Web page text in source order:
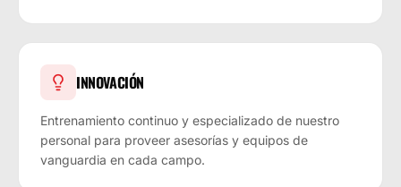
INNOVACIÓN
Entrenamiento continuo y especializado de nuestro
personal para proveer asesorías y equipos de
vanguardia en cada campo.